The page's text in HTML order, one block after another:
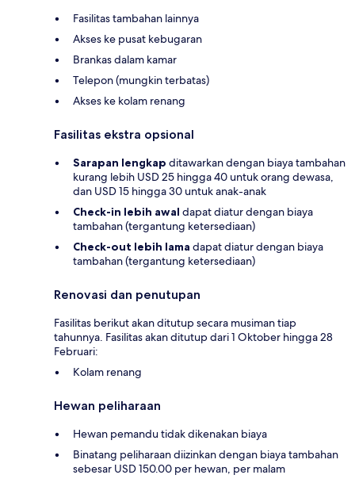
Fasilitas tambahan lainnya
Akses ke pusat kebugaran
Brankas dalam kamar
Telepon (mungkin terbatas)
Akses ke kolam renang
Fasilitas ekstra opsional
Sarapan lengkap ditawarkan dengan biaya tambahan
kurang lebih USD 25 hingga 40 untuk orang dewasa,
dan USD 15 hingga 30 untuk anak-anak
Check-in lebih awal dapat diatur dengan biaya
tambahan (tergantung ketersediaan)
Check-out lebih lama dapat diatur dengan biaya
tambahan (tergantung ketersediaan)
Renovasi dan penutupan
Fasilitas berikut akan ditutup secara musiman tiap
tahunnya. Fasilitas akan ditutup dari 1 Oktober hingga 28
Februari:
Kolam renang
Hewan peliharaan
Hewan pemandu tidak dikenakan biaya
Binatang peliharaan diizinkan dengan biaya tambahan
sebesar USD 150.00 per hewan, per malam